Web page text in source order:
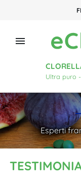

Ultra puro
Esperti